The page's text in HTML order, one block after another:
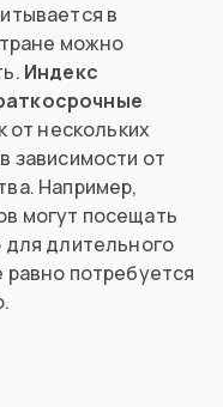
в
можно
Индекс
от нескольких
зависимости от
Например,
могут посещать
длительного
потребуется